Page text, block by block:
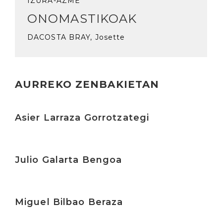
ONOMASTIKOAK
DACOSTA BRAY, Josette
AURREKO ZENBAKIETAN
Asier Larraza Gorrotzategi
Julio Galarta Bengoa
Miguel Bilbao Beraza